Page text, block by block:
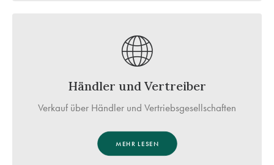
Händler und Vertreiber
Verkauf über Händler und Vertriebsgesellschaften
MEHR LESEN